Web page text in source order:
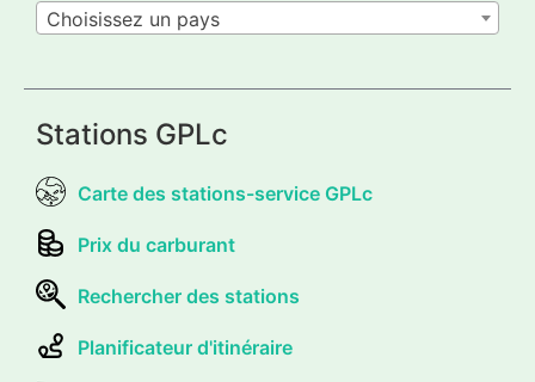
Choisissez un pays
Stations GPLc
Carte des stations-service GPLc
Prix du carburant
Rechercher des stations
Planificateur d'itinéraire